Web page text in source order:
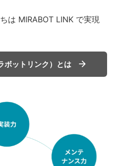
は MIRABOT LINK で実現
ボットリンク）とは